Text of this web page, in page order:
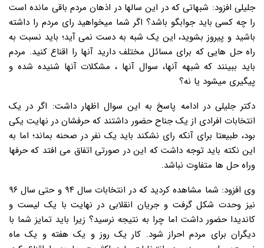
جلیلی افزود: شبهاتی که در این سالها در اذهان مردم باقی مانده است
را چه کسی باید جوابگو باشد؟ اگر شما میخواهید رای مردم را داشته
باشید و پیروز بشوید، این یک شبه به دست نمی آید؛ باید نسبت به
راه حل هایی که برای مسائل مختلف دارید آنها را اقناع کنید. مردم
باید ببینند که شبهه آنها، سوال آنها ، مشکلات آنها شنیده شده و
پیگیری میشود یا نه؟
دکتر جلیلی در ادامه پاسخ به این سوال اظهار داشت: اگر در یک
انتخابات افرادی از یک جناح حضور داشتند که حرفشان در نهایت یکی
بود، طبیعتا برای آنکه رای نشکند باید یک نفر در صحنه بماند؛ اما به
این نکته باید توجه داشت که این در صورتی اتفاق می افتد که حرفها
وراه حل ها متفاوت نباشد.
وی افزود: شما مشاهده کردید که در انتخابات سال ۹۴ و حتی سال ۹۶
نیز وحدت شکل گرفت و جریان انقلابی در نهایت با یک لیست و
کاندیدا حضور داشت اما چرا به نتیجه نرسید؟ زیرا باید تمایز شما با
دیگران برای مردم احراز شود. کار یک روز و یک هفته و یک ماه